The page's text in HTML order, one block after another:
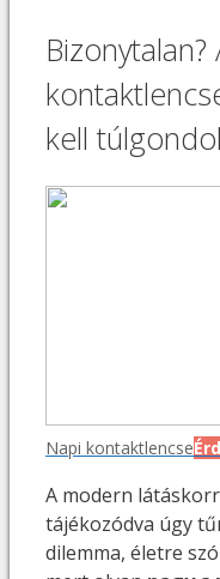
kell
Napi kontaktlencse
A modern
tájékozódva úgy
dilemma, életre